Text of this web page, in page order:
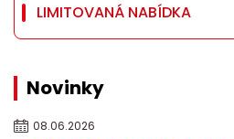
LIMITOVANÁ NABÍDKA
Novinky
08.06.2026